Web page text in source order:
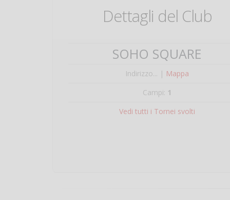
Dettagli del Club
SOHO SQUARE
Indirizzo... | Mappa
Campi: 1
Vedi tutti i Tornei svolti